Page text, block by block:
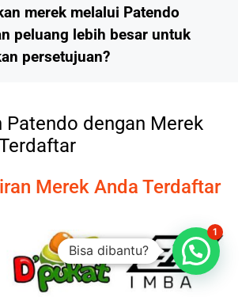
merek melalui Patendo
peluang lebih besar untuk
persetujuan?
Patendo dengan Merek
Merek Anda Terdaftar
Bisa dibantu?
1